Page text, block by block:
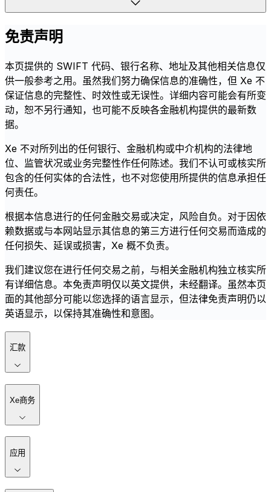
免责声明
本页提供的 SWIFT 代码、银行名称、地址及其他相关信息仅
供一般参考之用。虽然我们努力确保信息的准确性，但 Xe 不
保证信息的完整性、时效性或无误性。详细内容可能会有所变
动，恕不另行通知，也可能不反映各金融机构提供的最新数
据。
Xe 不对所列出的任何银行、金融机构或中介机构的法律地
位、监管状况或业务完整性作任何陈述。我们不认可或核实所
包含的任何实体的合法性，也不对您使用所提供的信息承担任
何责任。
根据本信息进行的任何金融交易或决定，风险自负。对于因依
赖数据或与本网站显示其信息的第三方进行任何交易而造成的
任何损失、延误或损害，Xe 概不负责。
我们建议您在进行任何交易之前，与相关金融机构独立核实所
有详细信息。本免责声明仅以英文提供，未经翻译。虽然本页
面的其他部分可能以您选择的语言显示，但法律免责声明仍以
英语显示，以保持其准确性和意图。
汇款
Xe商务
应用